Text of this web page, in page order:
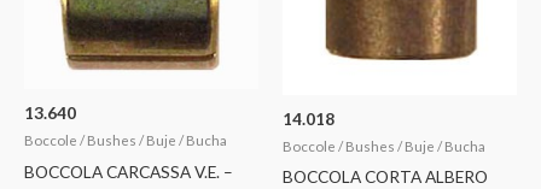
13.640
Boccole / Bushes / Buje / Bucha
BOCCOLA CARCASSA V.E. –
14.018
Boccole / Bushes / Buje / Bucha
BOCCOLA CORTA ALBERO